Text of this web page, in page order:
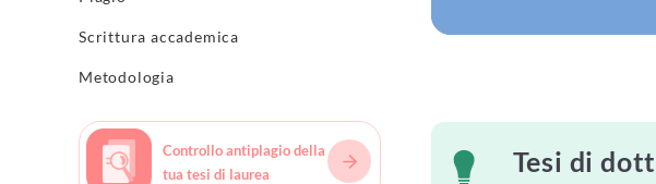
Scrittura accademica
Metodologia
Controllo antiplagio della
tua tesi di laurea
Tesi di